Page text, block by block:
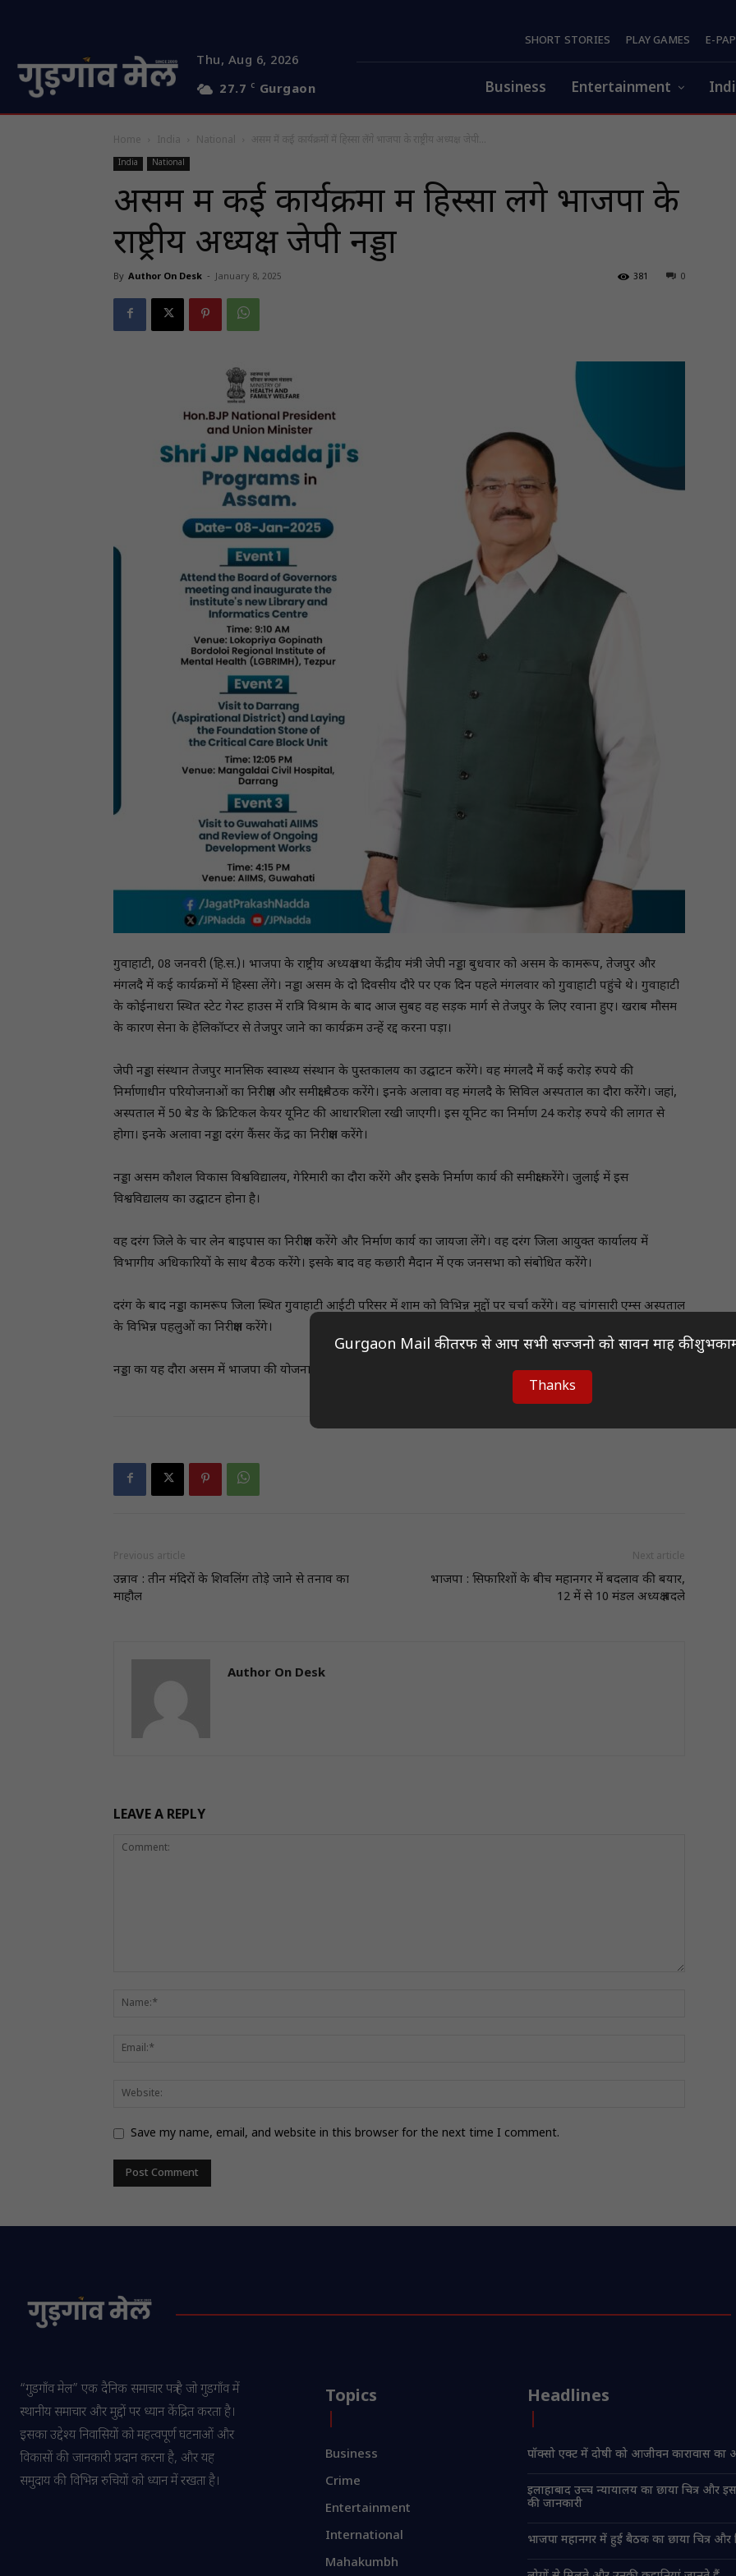
Thu, Aug 6, 2026
27.7
C Gurgaon
SHORT STORIES PLAY GAMES E-
Business Entertainment
Home India National असम में कई कार्यक्रमों में हिस्सा लेंगे भाजपा के राष्ट्रीय अध्यक्ष जेपी...
India National
असम में कई कार्यक्रमों में हिस्सा लेंगे भाजपा के
राष्ट्रीय अध्यक्ष जेपी नड्डा
By Author On Desk - January 8, 2025 0
381
गुवाहाटी, 08 जनवरी (हि.स.)। भाजपा के राष्ट्रीय अध्यक्ष तथा केंद्रीय मंत्री जेपी नड्डा बुधवार को असम के कामरूप, तेजपुर और
मंगलदै में कई कार्यक्रमों में हिस्सा लेंगे। नड्डा असम के दो दिवसीय दौरे पर एक दिन पहले मंगलवार को गुवाहाटी पहुंचे थे। गुवाहाटी
के कोईनाधरा स्थित स्टेट गेस्ट हाउस में रात्रि विश्राम के बाद आज सुबह वह सड़क मार्ग से तेजपुर के लिए रवाना हुए। खराब मौसम
के कारण सेना के हेलिकॉप्टर से तेजपुर जाने का कार्यक्रम उन्हें रद्द करना पड़ा।
जेपी नड्डा संस्थान तेजपुर मानसिक स्वास्थ्य संस्थान के पुस्तकालय का उद्घाटन करेंगे। वह मंगलदै में कई करोड़ रुपये की
निर्माणाधीन परियोजनाओं का निरीक्षण और समीक्षा बैठक करेंगे। इनके अलावा वह मंगलदै के सिविल अस्पताल का दौरा करेंगे। जहां,
अस्पताल में 50 बेड के क्रिटिकल केयर यूनिट की आधारशिला रखी जाएगी। इस यूनिट का निर्माण 24 करोड़ रुपये की लागत से
होगा। इनके अलावा नड्डा दरंग कैंसर केंद्र का निरीक्षण करेंगे।
नड्डा असम कौशल विकास विश्वविद्यालय, गेरिमारी का दौरा करेंगे और इसके निर्माण कार्य की समीक्षा करेंगे। जुलाई में इस
विश्वविद्यालय का उद्घाटन होना है।
वह दरंग जिले के चार लेन बाइपास का निरीक्षण करेंगे और निर्माण कार्य का जायजा लेंगे। वह दरंग जिला आयुक्त कार्यालय में
विभागीय अधिकारियों के साथ बैठक करेंगे। इसके बाद वह कछारी मैदान में एक जनसभा को संबोधित करेंगे।
दरंग के बाद नड्डा कामरूप जिला स्थित गुवाहाटी आईटी परिसर में शाम को विभिन्न मुद्दों पर चर्चा करेंगे। वह चांगसारी एम्स अस्पताल
के विभिन्न पहलुओं का निरीक्षण करेंगे।
नड्डा का यह दौरा असम में भाजपा की योजनाओं और विकास कार्यों को बढ़ावा देने के उद्देश्य से आयोजित किया गया है।
Previous article
उन्नाव : तीन मंदिरों के शिवलिंग तोड़े जाने से तनाव का
माहौल
Next article
भाजपा : सिफारिशों के बीच महानगर में बदलाव की बयार,
12 में से 10 मंडल अध्यक्ष बदले
Author On Desk
LEAVE A REPLY
Save my name, email, and website in this browser for the next time I comment.
“गुडगाँव मेल” एक दैनिक समाचार पत्र है जो गुडगाँव में
स्थानीय समाचार और मुद्दों पर ध्यान केंद्रित करता है।
इसका उद्देश्य निवासियों को महत्वपूर्ण घटनाओं और
विकासों की जानकारी प्रदान करना है, और यह
समुदाय की विभिन्न रुचियों को ध्यान में रखता है।
Topics
Business
Crime
Entertainment
International
Mahakumbh
Headlines
पॉक्सो एक्ट में दोषी को आजीवन कारावास
इलाहाबाद उच्च न्यायालय का छाया चित्र और
की जानकारी
भाजपा महानगर में हुई बैठक का छाया चित्र
Gurgaon Mail की तरफ से आप सभी सज्जनो को सावन माह की
Thanks